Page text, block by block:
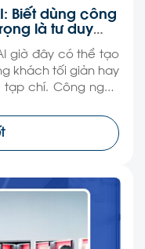
Biết dùng công
là tư duy
giờ đây có thể tạo
khách tối giản hay
chí. Công nghệ
người […]